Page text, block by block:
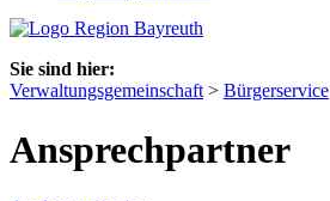
Sie sind hier:
Verwaltungsgemeinschaft > Bürgerservice
Ansprechpartner